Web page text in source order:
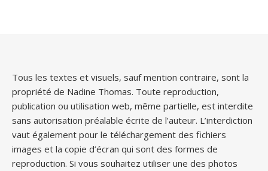
Tous les textes et visuels, sauf mention contraire, sont la
propriété de Nadine Thomas. Toute reproduction,
publication ou utilisation web, même partielle, est interdite
sans autorisation préalable écrite de l’auteur. L’interdiction
vaut également pour le téléchargement des fichiers
images et la copie d’écran qui sont des formes de
reproduction. Si vous souhaitez utiliser une des photos